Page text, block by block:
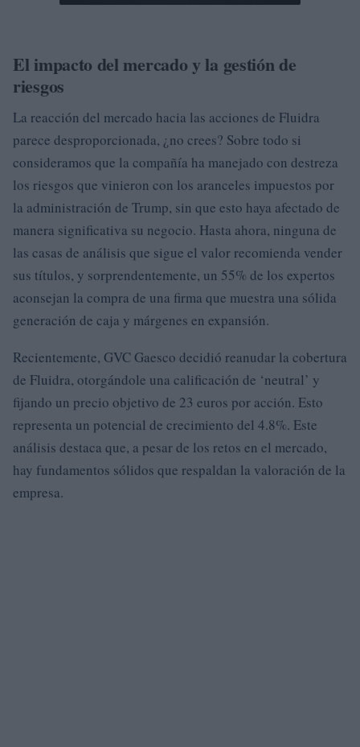
El impacto del mercado y la gestión de
riesgos
La reacción del mercado hacia las acciones de Fluidra
parece desproporcionada, ¿no crees? Sobre todo si
consideramos que la compañía ha manejado con destreza
los riesgos que vinieron con los aranceles impuestos por
la administración de Trump, sin que esto haya afectado de
manera significativa su negocio. Hasta ahora, ninguna de
las casas de análisis que sigue el valor recomienda vender
sus títulos, y sorprendentemente, un 55% de los expertos
aconsejan la compra de una firma que muestra una sólida
generación de caja y márgenes en expansión.
Recientemente, GVC Gaesco decidió reanudar la cobertura
de Fluidra, otorgándole una calificación de ‘neutral’ y
fijando un precio objetivo de 23 euros por acción. Esto
representa un potencial de crecimiento del 4.8%. Este
análisis destaca que, a pesar de los retos en el mercado,
hay fundamentos sólidos que respaldan la valoración de la
empresa.